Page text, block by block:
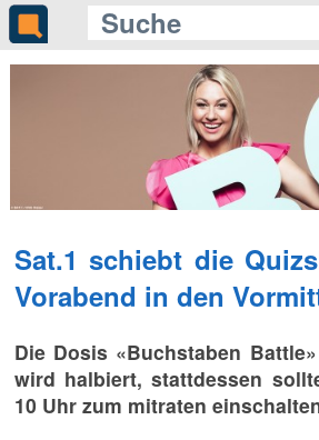
Sat.1 schiebt die
Vorabend in den
Die Dosis «Buchstaben
wird halbiert, stattdessen
10 Uhr zum mitraten